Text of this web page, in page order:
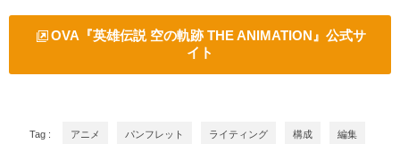
OVA『英雄伝説 空の軌跡 THE ANIMATION』公式サ
イト
Tag : アニメ パンフレット ライティング 構成 編集